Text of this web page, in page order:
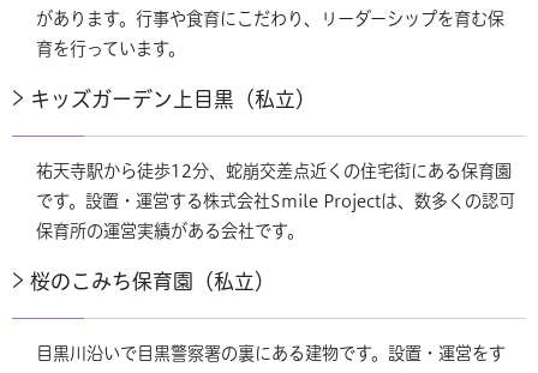
があります。行事や食育にこだわり、リーダーシップを育む保
育を行っています。
キッズガーデン上目黒（私立）
祐天寺駅から徒歩12分、蛇崩交差点近くの住宅街にある保育園
です。設置・運営する株式会社Smile Projectは、数多くの認可
保育所の運営実績がある会社です。
桜のこみち保育園（私立）
目黒川沿いで目黒警察署の裏にある建物です。設置・運営をす